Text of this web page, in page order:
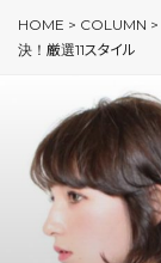
HOME > COLUMN >
決！厳選11スタイル